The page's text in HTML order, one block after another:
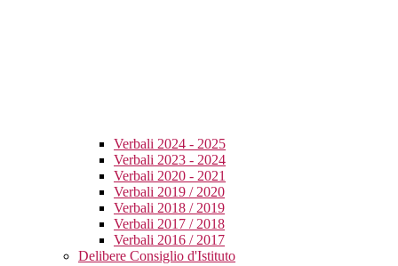
Verbali 2024 - 2025
Verbali 2023 - 2024
Verbali 2020 - 2021
Verbali 2019 / 2020
Verbali 2018 / 2019
Verbali 2017 / 2018
Verbali 2016 / 2017
Delibere Consiglio d'Istituto